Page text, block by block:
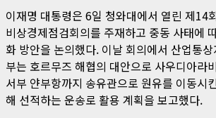
이재명 대통령은 6일 청와대에서 열린 제14
비상경제점검회의를 주재하고 중동 사태에
화 방안을 논의했다. 이날 회의에서 산업통
부는 호르무즈 해협의 대안으로 사우디아라
서부 얀부항까지 송유관으로 원유를 이동시
해 선적하는 운송로 활용 계획을 보고했다.